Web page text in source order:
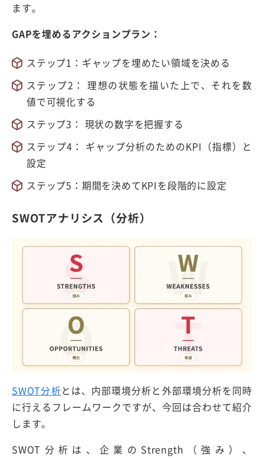
ます。
GAPを埋めるアクションプラン：
ステップ1：ギャップを埋めたい領域を決める
ステップ2： 理想の状態を描いた上で、それを数
値で可視化する
ステップ3： 現状の数字を把握する
ステップ4： ギャップ分析のためのKPI（指標）と
設定
ステップ5：期間を決めてKPIを段階的に設定
SWOTアナリシス（分析）
SWOT分析とは、内部環境分析と外部環境分析を同時
に行えるフレームワークですが、今回は合わせて紹介
します。
SWOT分析は、企業のStrength（強み）、